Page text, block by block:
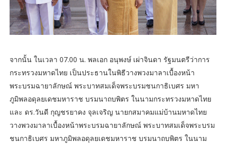
จากนั้น ในเวลา 07.00 น. พลเอก อนุพงษ์ เผ่าจินดา รัฐมนตรีว่าการ
กระทรวงมหาดไทย เป็นประธานในพิธีวางพวงมาลาเบื้องหน้า
พระบรมฉายาลักษณ์ พระบาทสมเด็จพระบรมชนกาธิเบศร มหา
ภูมิพลอดุลยเดชมหาราช บรมนาถบพิตร ในนามกระทรวงมหาดไทย
และ ดร.วันดี กุญชรยาคง จุลเจริญ นายกสมาคมแม่บ้านมหาดไทย
วางพวงมาลาเบื้องหน้าพระบรมฉายาลักษณ์ พระบาทสมเด็จพระบรม
ชนกาธิเบศร มหาภูมิพลอดุลยเดชมหาราช บรมนาถบพิตร ในนาม